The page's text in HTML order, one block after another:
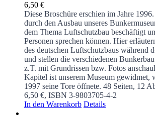
6,50 €
Diese Broschüre erschien im Jahre
durch den Ausbau unseres
dem Thema Luftschutzbau beschäftigt
Personen sprechen können. Hier
des deutschen Luftschutzbaus während
und stellen die verschiedenen
z.T. mit Grundrissen bzw. Fotos
Kapitel ist unserem Museum gewidmet,
1997 seine Tore öffnete. 48 Seiten, 12
6,50 €, ISBN 3-9803705-4-2
In den Warenkorb Details